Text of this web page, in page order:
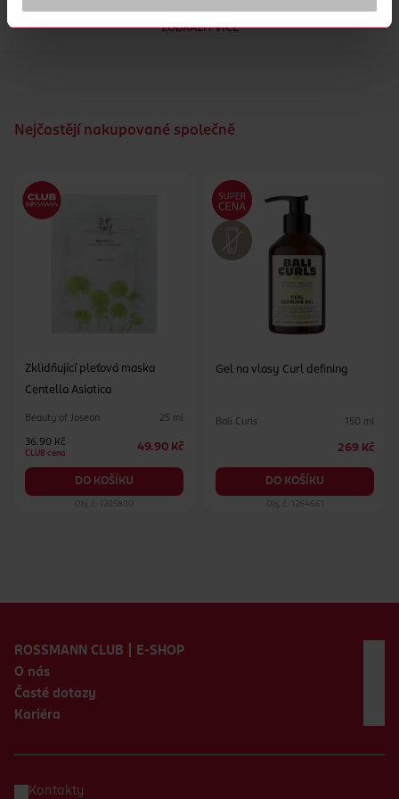
zdravý vzhled.
ZOBRAZIT VÍCE
Nejčastějí nakupované společně
Zklidňující pleťová maska
Centella Asiatica
Beauty of Joseon 25 ml
36.90 Kč
CLUB cena
49.90 Kč
DO KOŠÍKU
Obj. č.: 1205800
Gel na vlasy Curl defining
Bali Curls 150 ml
269 Kč
DO KOŠÍKU
Obj. č.: 1264661
ROSSMANN CLUB | E-SHOP
O nás
Časté dotazy
Kariéra
Kontakty